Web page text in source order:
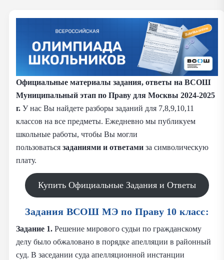
Официальные материалы задания, ответы на ВСОШ
Муниципальный этап по Праву для Москвы 2024-2025
г. У нас Вы найдете разборы заданий для 7,8,9,10,11
классов на все предметы. Ежедневно мы публикуем
школьные работы, чтобы Вы могли
пользоваться заданиями и ответами за символическую
плату.
Купить Официальные Задания и Ответы
Задания ВСОШ МЭ по Праву 10 класс:
Задание 1. Решение мирового судьи по гражданскому
делу было обжаловано в порядке апелляции в районный
суд. В заседании суда апелляционной инстанции